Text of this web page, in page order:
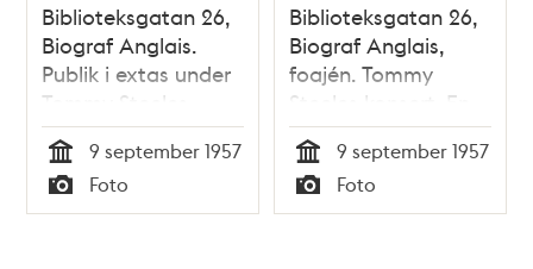
Biblioteksgatan 26,
Biograf Anglais.
Publik i extas under
Tommy Steeles
konsert
Tid
9 september 1957
Typ
Foto
Biblioteksgatan 26,
Biograf Anglais,
foajén. Tommy
Steeles konsert. En
flicka med en
""Tommy Steele
hatt""
Tid
9 september 1957
Typ
Foto